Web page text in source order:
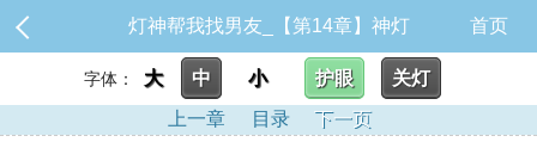
灯神帮我找男友_【第14章】神灯 首页
字体： 大 中 小 护眼
关灯
上一章
目录 下一页